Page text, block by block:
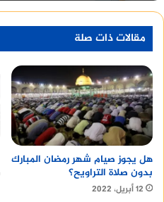
مقالات ذات صلة
هل يجوز صيام شهر رمضان المبارك
بدون صلاة التراويح؟
12 أبريل، 2022